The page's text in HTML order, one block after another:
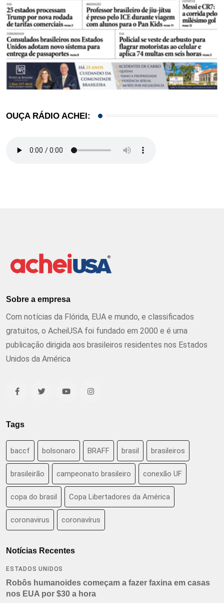
OUÇA RÁDIO ACHEI:
Sobre a empresa
Com notícias da Flórida, EUA e mundo, e classificados
gratuitos, o AcheiUSA foi fundado em 2000 e é uma
publicação dirigida aos brasileiros residentes nos Estados
Unidos da América
Tags
baccf bolsonaro BRAFF brasil brasileiros
brasileirão campeonato brasileiro conexão UF
copa do brasil Copa Libertadores da América
coronavirus coronavírus
Notícias Recentes
ESTADOS UNIDOS
Robôs humanoides começam a fazer faxina em casas
nos EUA por $30 a hora